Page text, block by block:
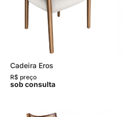
Cadeira Eros
R$ preço
sob consulta